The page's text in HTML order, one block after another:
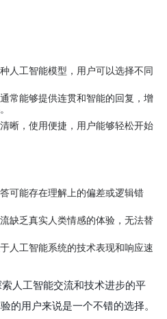
种人工智能模型，用户可以选择不同
通常能够提供连贯和智能的回复，增
晰，使用便捷，用户能够轻松开始
可能存在理解上的偏差或逻辑错
缺乏真实人类情感的体验，无法替
人工智能系统的技术表现和响应速
人工智能交流和技术进步的平
的用户来说是一个不错的选择。